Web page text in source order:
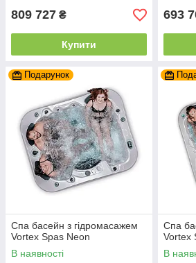
809 727 ₴
Купити
693
Подарунок
Спа басейн з гідромасажем
Vortex Spas Neon
В наявності
Спа
Vortex
В